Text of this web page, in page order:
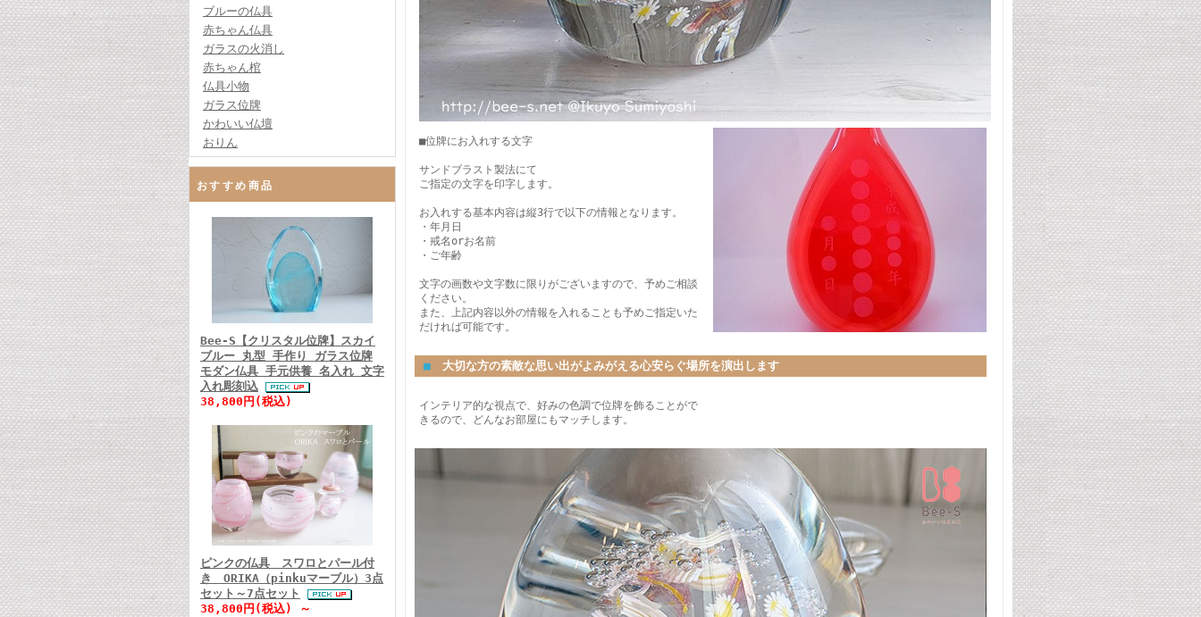
ブルーの仏具
赤ちゃん仏具
ガラスの火消し
赤ちゃん棺
仏具小物
ガラス位牌
かわいい仏壇
おりん
おすすめ商品
Bee-S【クリスタル位牌】スカイ
ブルー 丸型 手作り ガラス位牌
モダン仏具 手元供養 名入れ 文字
入れ彫刻込
38,800円(税込)
ピンクの仏具 スワロとパール付
き ORIKA（pinkuマーブル）3点
セット～7点セット
38,800円(税込) ～
■位牌にお入れする文字
サンドブラスト製法にて
ご指定の文字を印字します。
お入れする基本内容は縦3行で以下の情報となります。
・年月日
・戒名orお名前
・ご年齢
文字の画数や文字数に限りがございますので、予めご相談
ください。
また、上記内容以外の情報を入れることも予めご指定いた
だければ可能です。
■ 大切な方の素敵な思い出がよみがえる心安らぐ場所を演出します
インテリア的な視点で、好みの色調で位牌を飾ることがで
きるので、どんなお部屋にもマッチします。